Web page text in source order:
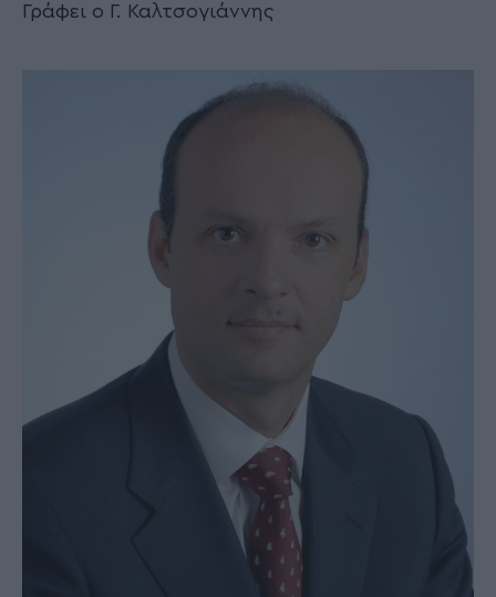
Γράφει ο Γ. Καλτσογιάννης